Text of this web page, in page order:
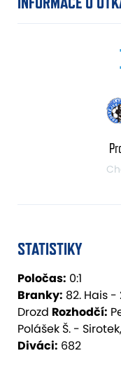
STATISTIKY
Poločas: 0:1
Branky: 82. Hais -
Drozd Rozhodčí:
Polášek Š. -
Diváci: 682